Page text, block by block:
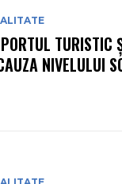
TURISTIC
NIVELULUI